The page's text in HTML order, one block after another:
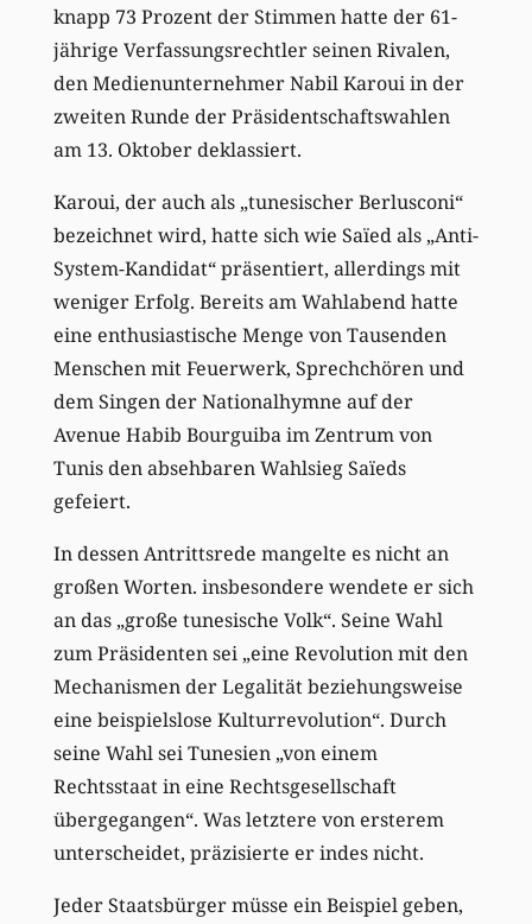
knapp 73 Prozent der Stimmen hatte der 61-
jährige Verfassungsrechtler seinen Rivalen,
den Medienunternehmer Nabil Karoui in der
zweiten Runde der Präsidentschaftswahlen
am 13. Oktober deklassiert.
Karoui, der auch als „tunesischer Berlusconi“
bezeichnet wird, hatte sich wie Saïed als „Anti-
System-Kandidat“ präsentiert, allerdings mit
weniger Erfolg. Bereits am Wahlabend hatte
eine enthusiastische Menge von Tausenden
Menschen mit Feuerwerk, Sprechchören und
dem Singen der Nationalhymne auf der
Avenue Habib Bourguiba im Zentrum von
Tunis den absehbaren Wahlsieg Saïeds
gefeiert.
In dessen Antrittsrede mangelte es nicht an
großen Worten. insbesondere wendete er sich
an das „große tunesische Volk“. Seine Wahl
zum Präsidenten sei „eine Revolution mit den
Mechanismen der Legalität beziehungsweise
eine beispielslose Kulturrevolution“. Durch
seine Wahl sei Tunesien „von einem
Rechtsstaat in eine Rechtsgesellschaft
übergegangen“. Was letztere von ersterem
unterscheidet, präzisierte er indes nicht.
Jeder Staatsbürger müsse ein Beispiel geben,